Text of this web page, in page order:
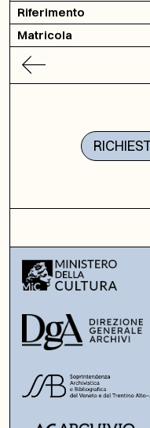
Riferimento
Matricola